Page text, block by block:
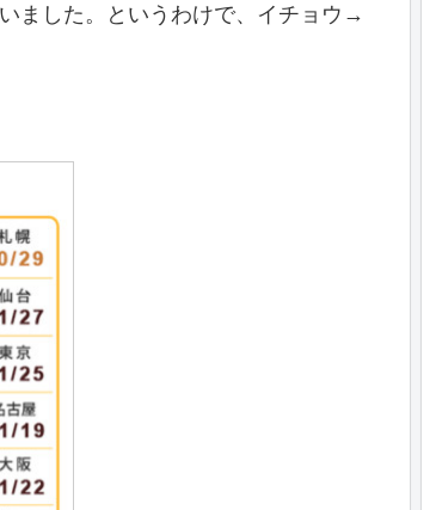
ました。というわけで、イチョウ→